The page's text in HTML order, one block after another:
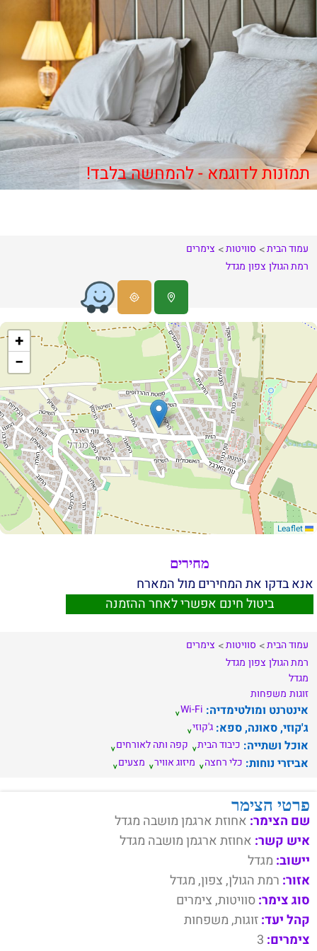
תמונות לדוגמא - להמחשה בלבד!
עמוד הבית סוויטות
צימרים
רמת הגולן צפון מגדל
+
−
מחירים
אנא בדקו את המחירים מול המארח
ביטול חינם אפשרי לאחר ההזמנה
עמוד הבית סוויטות
צימרים
רמת הגולן צפון מגדל
מגדל
זוגות משפחות
אינטרנט ומולטימדיה: Wi-Fi
ג'קוזי, סאונה, ספא: ג'קוזי
אוכל ושתייה: כיבוד הבית קפה ותה לאורחים
אביזרי נוחות: כלי רחצה מיזוג אוויר מצעים
פרטי הצימר
שם הצימר: אחוזת ארגמן מושבה מגדל
איש קשר: אחוזת ארגמן מושבה מגדל
יישוב: מגדל
אזור: רמת הגולן, צפון, מגדל
סוג צימר:סוויטות, צימרים
קהל יעד:זוגות, משפחות
צימרים: 3